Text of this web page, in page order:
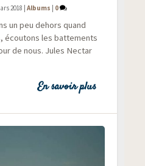
2018 |Albums | 0
un peu dehors quand
écou­tons les bat­te­ments
de nous. Jules Nec­tar
En savoir plus